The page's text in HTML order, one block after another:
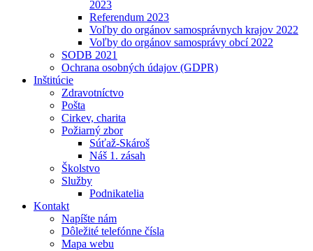
2023
Referendum 2023
Voľby do orgánov samosprávnych krajov 2022
Voľby do orgánov samosprávy obcí 2022
SODB 2021
Ochrana osobných údajov (GDPR)
Inštitúcie
Zdravotníctvo
Pošta
Cirkev, charita
Požiarný zbor
Súťaž-Skároš
Náš 1. zásah
Školstvo
Služby
Podnikatelia
Kontakt
Napíšte nám
Dôležité telefónne čísla
Mapa webu